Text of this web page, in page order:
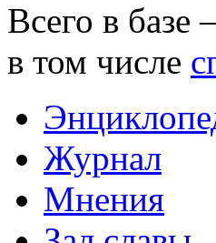
Всего в
в том числе
Журнал
Мнения